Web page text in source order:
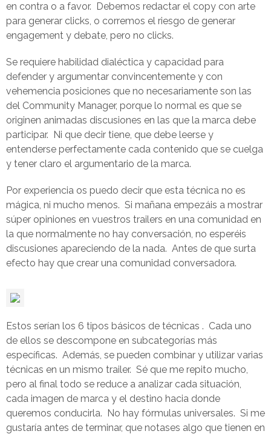
en contra o a favor. Debemos redactar el copy con arte
para generar clicks, o corremos el riesgo de generar
engagement y debate, pero no clicks.
Se requiere habilidad dialéctica y capacidad para
defender y argumentar convincentemente y con
vehemencia posiciones que no necesariamente son las
del Community Manager, porque lo normal es que se
originen animadas discusiones en las que la marca debe
participar. Ni que decir tiene, que debe leerse y
entenderse perfectamente cada contenido que se cuelga
y tener claro el argumentario de la marca.
Por experiencia os puedo decir que esta técnica no es
mágica, ni mucho menos. Si mañana empezáis a mostrar
súper opiniones en vuestros trailers en una comunidad en
la que normalmente no hay conversación, no esperéis
discusiones apareciendo de la nada. Antes de que surta
efecto hay que crear una comunidad conversadora.
Estos serían los 6 tipos básicos de técnicas . Cada uno
de ellos se descompone en subcategorías más
específicas. Además, se pueden combinar y utilizar varias
técnicas en un mismo trailer. Sé que me repito mucho,
pero al final todo se reduce a analizar cada situación,
cada imagen de marca y el destino hacia donde
queremos conducirla. No hay fórmulas universales. Si me
gustaría antes de terminar, que notases algo que tienen en